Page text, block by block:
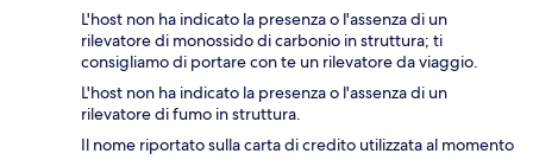
L'host non ha indicato la presenza o l'assenza di un
rilevatore di monossido di carbonio in struttura; ti
consigliamo di portare con te un rilevatore da viaggio.
L'host non ha indicato la presenza o l'assenza di un
rilevatore di fumo in struttura.
Il nome riportato sulla carta di credito utilizzata al momento